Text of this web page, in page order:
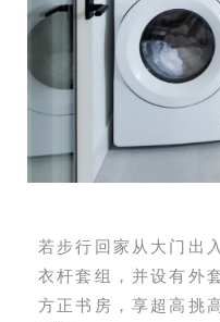
若步行回家从大门出
衣杆套组，并设有外
方正书房，享超高挑